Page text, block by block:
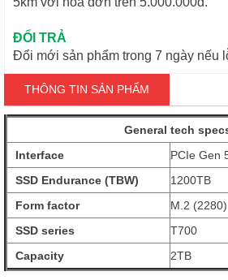
ĐỔI TRẢ
Đổi mới sản phẩm trong 7 ngày nếu
THÔNG TIN SẢN PHẨM
General tech
Interface
PCIe Gen
SSD Endurance (TBW)
1200TB
Form factor
M.2 (2280)
SSD series
T700
Capacity
2TB